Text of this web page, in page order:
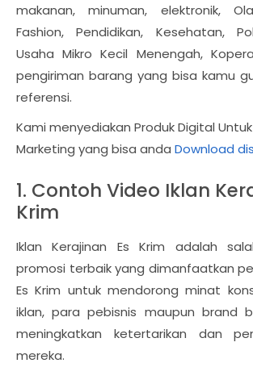
makanan, minuman, elektronik,
Fashion, Pendidikan, Kesehatan,
Usaha Mikro Kecil Menengah,
pengiriman barang yang bisa kamu
referensi.
Kami menyediakan Produk Digital
Marketing yang bisa anda Download
1. Contoh Video Iklan
Krim
Iklan Kerajinan Es Krim adalah
promosi terbaik yang dimanfaatkan
Es Krim untuk mendorong minat
iklan, para pebisnis maupun brand
meningkatkan ketertarikan dan
mereka.